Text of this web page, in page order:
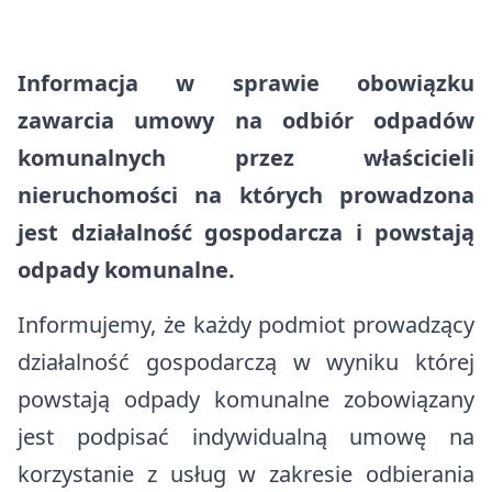
Cerkiew św. Michała Archanioła w
Kulasznem
Cerkiew Radoszyce
Wodospad w Dołżycy
Kościół parafialny obrządku
łacińskiego w Komańczy
Klasztor Zgromadzenia Sióstr
Najświętszej Rodziny z Nazaretu w
Komańczy
Informacja w sprawie obowiązku
zawarcia umowy na odbiór odpadów
komunalnych przez właścicieli
nieruchomości na których prowadzona
jest działalność gospodarcza i powstają
odpady komunalne.
Informujemy, że każdy podmiot prowadzący
działalność gospodarczą w wyniku której
powstają odpady komunalne zobowiązany
jest podpisać indywidualną umowę na
korzystanie z usług w zakresie odbierania